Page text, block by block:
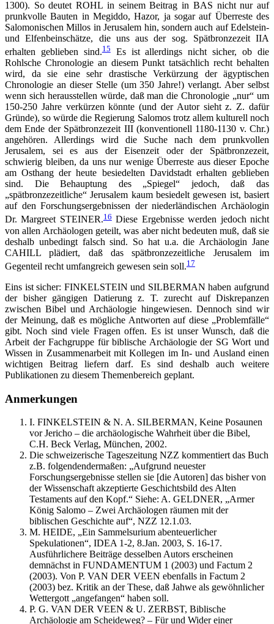
1300). So deutet ROHL in seinem Beitrag in BAS nicht nur auf
prunkvolle Bauten in Megiddo, Hazor, ja sogar auf Überreste des
Salomonischen Millos in Jerusalem hin, sondern auch auf Edelstein-
und Elfenbeinschätze, die uns aus der sog. Spätbronzezeit IIA
erhalten geblieben sind.15Es ist allerdings nicht sicher, ob die
Rohlsche Chronologie an diesem Punkt tatsächlich recht behalten
wird, da sie eine sehr drastische Verkürzung der ägyptischen
Chronologie an dieser Stelle (um 350 Jahre!) verlangt. Aber selbst
wenn sich herausstellen würde, daß man die Chronologie „nur“ um
150-250 Jahre verkürzen könnte (und der Autor sieht z. Z. dafür
Gründe), so würde die Regierung Salomos trotz allem kulturell noch
dem Ende der Spätbronzezeit III (konventionell 1180-1130 v. Chr.)
angehören. Allerdings wird die Suche nach dem prunkvollen
Jerusalem, sei es aus der Eisenzeit oder der Spätbronzezeit,
schwierig bleiben, da uns nur wenige Überreste aus dieser Epoche
am Osthang der heute besiedelten Davidstadt erhalten geblieben
sind. Die Behauptung des „Spiegel“ jedoch, daß das
„spätbronzezeitliche“ Jerusalem kaum besiedelt gewesen ist, basiert
auf den Forschungsergebnissen der niederländischen Archäologin
Dr. Margreet STEINER.16Diese Ergebnisse werden jedoch nicht
von allen Archäologen geteilt, was aber nicht bedeuten muß, daß sie
deshalb unbedingt falsch sind. So hat u.a. die Archäologin Jane
CAHILL plädiert, daß das spätbronzezeitliche Jerusalem im
Gegenteil recht umfangreich gewesen sein soll.17
Eins ist sicher: FINKELSTEIN und SILBERMAN haben aufgrund
der bisher gängigen Datierung z. T. zurecht auf Diskrepanzen
zwischen Bibel und Archäologie hingewiesen. Dennoch sind wir
der Meinung, daß es mögliche Antworten auf diese „Problemfälle“
gibt. Noch sind viele Fragen offen. Es ist unser Wunsch, daß die
Arbeit der Fachgruppe für biblische Archäologie der SG Wort und
Wissen in Zusammenarbeit mit Kollegen im In- und Ausland einen
wichtigen Beitrag liefern darf. Es sind deshalb auch weitere
Publikationen zu diesem Themenbereich geplant.
Anmerkungen
I. FINKELSTEIN & N. A. SILBERMAN, Keine Posaunen
vor Jericho – die archäologische Wahrheit über die Bibel,
C.H. Beck Verlag, München, 2002.
Die schweizerische Tageszeitung NZZ kommentiert das Buch
z.B. folgendendermaßen: „Aufgrund neuester
Forschungsergebnisse stellen sie [die Autoren] das bisher von
der Wissenschaft akzeptierte Geschichtsbild des Alten
Testaments auf den Kopf.“ Siehe: A. GELDNER, „Armer
König Salomo – Zwei Archäologen räumen mit der
biblischen Geschichte auf“, NZZ 12.1.03.
M. HEIDE, „Ein Sammelsurium abenteuerlicher
Spekulationen“, IDEA 1-2, 8.Jan. 2003, S. 16-17.
Ausführlichere Beiträge desselben Autors erscheinen
demnächst in FUNDAMENTUM 1 (2003) und Factum 2
(2003). Von P. VAN DER VEEN ebenfalls in Factum 2
(2003) bez. Kritik an der These, daß Jahwe als gewöhnlicher
Wettergott „angefangen“ haben soll.
P. G. VAN DER VEEN & U. ZERBST, Biblische
Archäologie am Scheideweg? – Für und Wider einer